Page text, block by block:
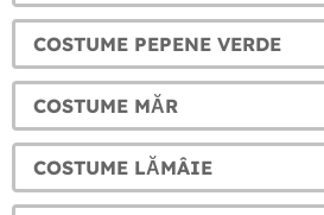
COSTUME PEPENE VERDE
COSTUME MĂR
COSTUME LĂMÂIE